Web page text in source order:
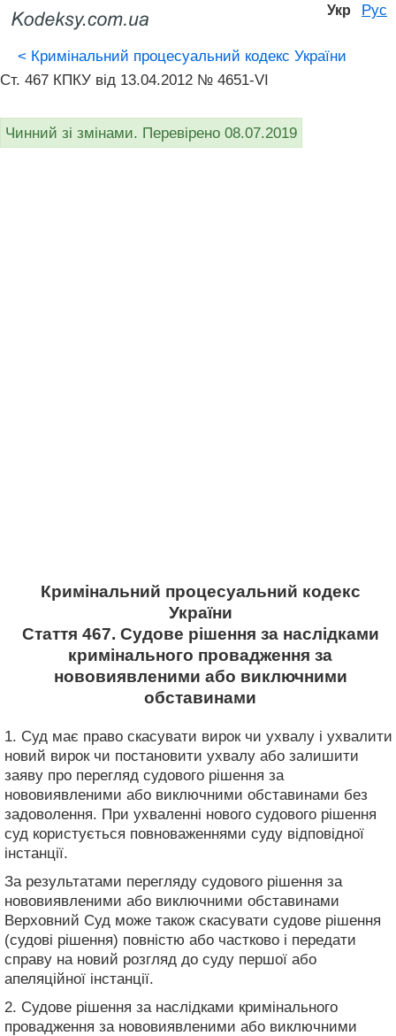
Укр Рус
< Кримінальний процесуальний кодекс України
Ст. 467 КПКУ від 13.04.2012 № 4651-VI
Чинний зі змінами. Перевірено 08.07.2019
Кримінальний процесуальний кодекс
України
Стаття 467. Судове рішення за наслідками
кримінального провадження за
нововиявленими або виключними
обставинами
1. Суд має право скасувати вирок чи ухвалу і ухвалити
новий вирок чи постановити ухвалу або залишити
заяву про перегляд судового рішення за
нововиявленими або виключними обставинами без
задоволення. При ухваленні нового судового рішення
суд користується повноваженнями суду відповідної
інстанції.
За результатами перегляду судового рішення за
нововиявленими або виключними обставинами
Верховний Суд може також скасувати судове рішення
(судові рішення) повністю або частково і передати
справу на новий розгляд до суду першої або
апеляційної інстанції.
2. Судове рішення за наслідками кримінального
провадження за нововиявленими або виключними